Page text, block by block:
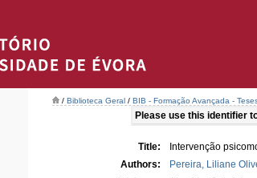
/ Biblioteca Geral / BIB - Formação Avançada -
Please use this identifier
Title:
Intervenção
Authors:
Pereira, Liliane